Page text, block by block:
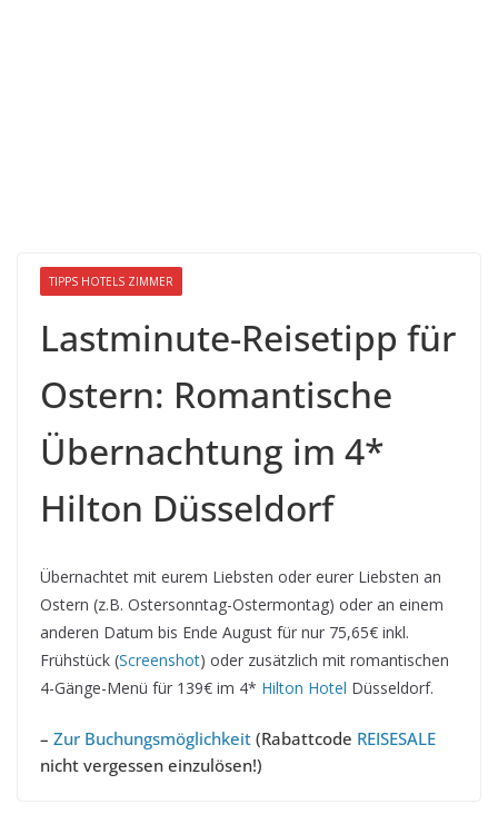
TIPPS HOTELS ZIMMER
Lastminute-Reisetipp für
Ostern: Romantische
Übernachtung im 4*
Hilton Düsseldorf
Übernachtet mit eurem Liebsten oder eurer Liebsten an
Ostern (z.B. Ostersonntag-Ostermontag) oder an einem
anderen Datum bis Ende August für nur 75,65€ inkl.
Frühstück (Screenshot) oder zusätzlich mit romantischen
4-Gänge-Menü für 139€ im 4* Hilton Hotel Düsseldorf.
– Zur Buchungsmöglichkeit (Rabattcode REISESALE
nicht vergessen einzulösen!)